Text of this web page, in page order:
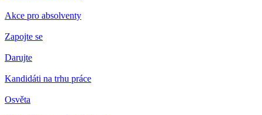
Akce pro absolventy
Zapojte se
Darujte
Kandidáti na trhu práce
Osvěta